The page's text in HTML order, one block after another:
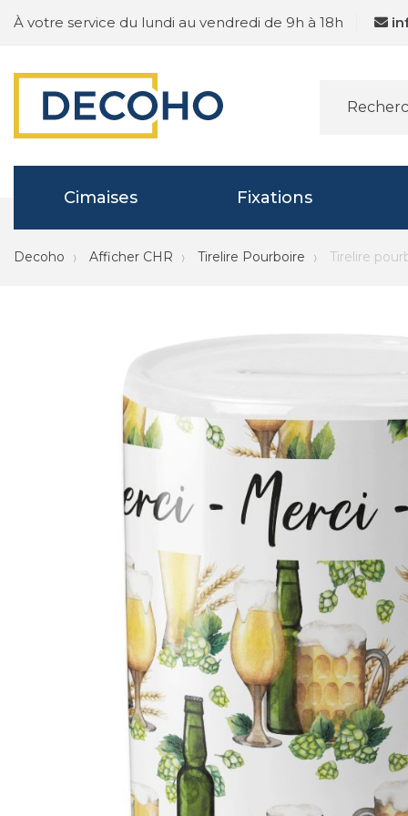
À votre service du lundi au vendredi de 9h à 18h
Cimaises Fixations
Decoho Afficher CHR Tirelire Pourboire Tirelire